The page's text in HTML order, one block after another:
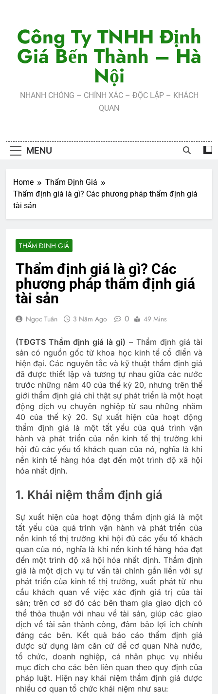
contentCông Ty TNHH Định
Giá Bến Thành – Hà
Nội
NHANH CHÓNG – CHÍNH XÁC – ĐỘC LẬP – KHÁCH
QUAN
MENU
Home
Thẩm Định Giá
Thẩm định giá là gì? Các phương pháp thẩm định giá
tài sản
THẨM ĐỊNH GIÁ
Thẩm định giá là gì? Các
phương pháp thẩm định giá
tài sản
Ngọc Tuân 3 Năm Ago 0 49 Mins
(TĐGTS Thẩm định giá là gì) – Thẩm định giá tài
sản có nguồn gốc từ khoa học kinh tế cổ điển và
hiện đại. Các nguyên tắc và kỹ thuật thẩm định giá
đã được thiết lập và tương tự nhau giữa các nước
trước những năm 40 của thế kỷ 20, nhưng trên thế
giới thẩm định giá chỉ thật sự phát triển là một hoạt
động dịch vụ chuyên nghiệp từ sau những nhăm
40 của thế kỷ 20. Sự xuất hiện của hoạt động
thẩm định giá là một tất yếu của quá trình vận
hành và phát triển của nền kinh tế thị trường khi
hội đủ các yếu tố khách quan của nó, nghĩa là khi
nền kinh tế hàng hóa đạt đến một trình độ xã hội
hóa nhất định.
1. Khái niệm thẩm định giá
Sự xuất hiện của hoạt động thẩm định giá là một
tất yếu của quá trình vận hành và phát triển của
nền kinh tế thị trường khi hội đủ các yếu tố khách
quan của nó, nghĩa là khi nền kinh tế hàng hóa đạt
đến một trình độ xã hội hóa nhất định. Thẩm định
giá là một dịch vụ tư vấn tài chính gắn liền với sự
phát triển của kinh tế thị trường, xuất phát từ nhu
cầu khách quan về việc xác định giá trị của tài
sản; trên cơ sở đó các bên tham gia giao dịch có
thể thỏa thuận với nhau về tài sản, giúp các giao
dịch về tài sản thành công, đảm bảo lợi ích chính
đáng các bên. Kết quả báo cáo thẩm định giá
được sử dụng làm căn cứ để cơ quan Nhà nước,
tổ chức, doanh nghiệp, cá nhân phục vụ nhiều
mục đích cho các bên liên quan theo quy định của
pháp luật. Hiện nay khái niệm thẩm định giá được
nhiều cơ quan tổ chức khái niệm như sau: